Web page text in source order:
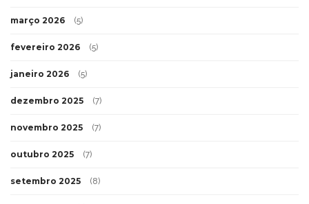
março 2026 (5)
fevereiro 2026 (5)
janeiro 2026 (5)
dezembro 2025 (7)
novembro 2025 (7)
outubro 2025 (7)
setembro 2025 (8)